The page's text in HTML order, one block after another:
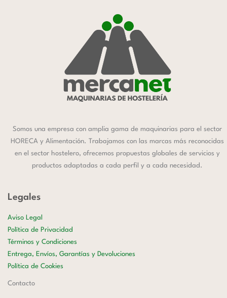
Somos una empresa con amplia gama de maquinarias para el sector
HORECA y Alimentación. Trabajamos con las marcas más reconocidas
en el sector hostelero, ofrecemos propuestas globales de servicios y
productos adaptadas a cada perfil y a cada necesidad.
Legales
Aviso Legal
Política de Privacidad
Términos y Condiciones
Entrega, Envíos, Garantías y Devoluciones
Política de Cookies
Contacto